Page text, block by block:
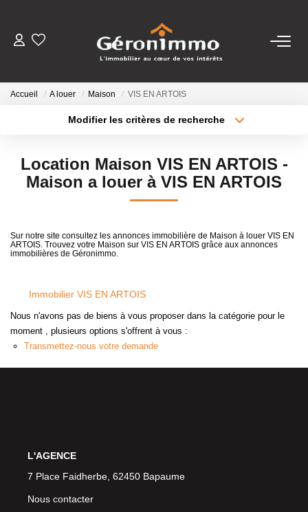
NOTRE AGENCE
Accueil A louer Maison VIS EN ARTOIS
Modifier les critères de recherche
Type de bien
Budget max Plus de critères
Location Maison VIS EN ARTOIS -
Maison a louer à VIS EN ARTOIS
Sur notre site consultez les annonces immobilière de Maison à louer VIS EN
ARTOIS. Trouvez votre Maison sur VIS EN ARTOIS grâce aux annonces
immobilières de Géronimmo.
Immobilier VIS EN ARTOIS
Nous n'avons pas de biens à vous proposer dans la catégorie pour le
moment , plusieurs options s'offrent à vous :
Transmettez-nous votre demande
L'AGENCE
7 Place Faidherbe, 62450 Bapaume
Nous contacter